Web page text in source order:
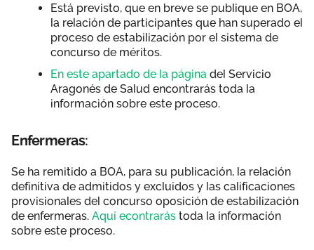
Está previsto, que en breve se publique en BOA,
la relación de participantes que han superado el
proceso de estabilización por el sistema de
concurso de méritos.
En este apartado de la página del Servicio
Aragonés de Salud encontrarás toda la
información sobre este proceso.
Enfermeras:
Se ha remitido a BOA, para su publicación, la relación
definitiva de admitidos y excluidos y las calificaciones
provisionales del concurso oposición de estabilización
de enfermeras. Aquí econtrarás toda la información
sobre este proceso.